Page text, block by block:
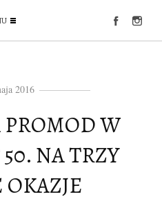
2016
W
NA TRZY